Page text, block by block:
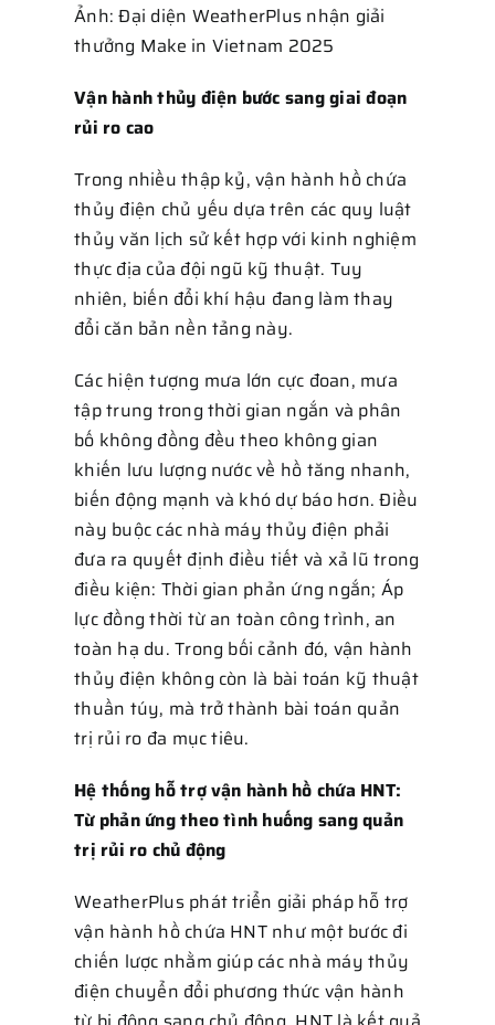
Ảnh: Đại diện WeatherPlus nhận giải
thưởng Make in Vietnam 2025
Vận hành thủy điện bước sang giai đoạn
rủi ro cao
Trong nhiều thập kỷ, vận hành hồ chứa
thủy điện chủ yếu dựa trên các quy luật
thủy văn lịch sử kết hợp với kinh nghiệm
thực địa của đội ngũ kỹ thuật. Tuy
nhiên, biến đổi khí hậu đang làm thay
đổi căn bản nền tảng này.
Các hiện tượng mưa lớn cực đoan, mưa
tập trung trong thời gian ngắn và phân
bố không đồng đều theo không gian
khiến lưu lượng nước về hồ tăng nhanh,
biến động mạnh và khó dự báo hơn. Điều
này buộc các nhà máy thủy điện phải
đưa ra quyết định điều tiết và xả lũ trong
điều kiện: Thời gian phản ứng ngắn; Áp
lực đồng thời từ an toàn công trình, an
toàn hạ du. Trong bối cảnh đó, vận hành
thủy điện không còn là bài toán kỹ thuật
thuần túy, mà trở thành bài toán quản
trị rủi ro đa mục tiêu.
Hệ thống hỗ trợ vận hành hồ chứa HNT:
Từ phản ứng theo tình huống sang quản
trị rủi ro chủ động
WeatherPlus phát triển giải pháp hỗ trợ
vận hành hồ chứa HNT như một bước đi
chiến lược nhằm giúp các nhà máy thủy
điện chuyển đổi phương thức vận hành